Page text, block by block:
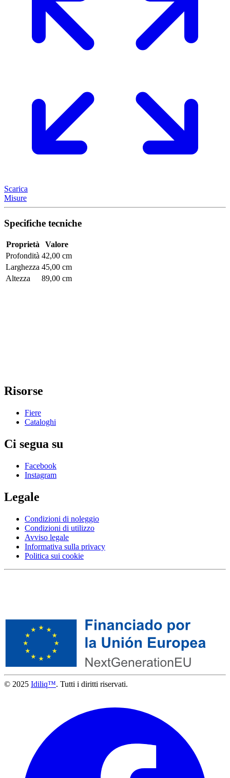
Scarica
Misure
Specifiche tecniche
Proprietà
Valore
Profondità 42,00 cm
Larghezza 45,00 cm
Altezza
89,00 cm
Risorse
Fiere
Cataloghi
Ci segua su
Facebook
Instagram
Legale
Condizioni di noleggio
Condizioni di utilizzo
Avviso legale
Informativa sulla privacy
Politica sui cookie
© 2025 Idiliq™. Tutti i diritti riservati.